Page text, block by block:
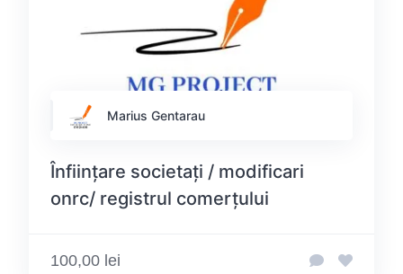
Marius Gentarau
Înființare societați / modificari
onrc/ registrul comerțului
100,00 lei